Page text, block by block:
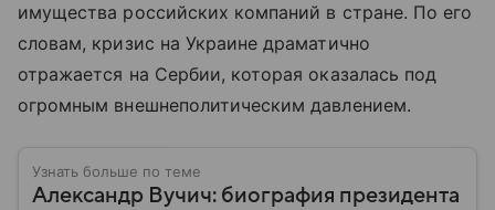
имущества российских компаний в стране. По его
словам, кризис на Украине драматично
отражается на Сербии, которая оказалась под
огромным внешнеполитическим давлением.
Узнать больше по теме
Александр Вучич: биография президента